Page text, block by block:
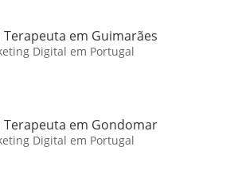
Terapeuta em Guimarães
Digital em Portugal
Terapeuta em Gondomar
Digital em Portugal